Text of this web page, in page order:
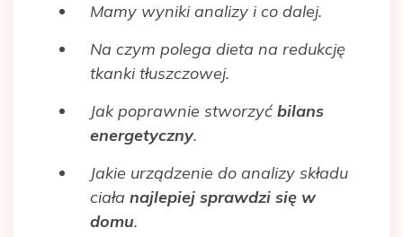
Mamy wyniki analizy i co dalej.
Na czym polega dieta na redukcję
tkanki tłuszczowej.
Jak poprawnie stworzyćbilans
energetyczny.
Jakie urządzenie do analizy składu
ciała najlepiej sprawdzi się w
domu.